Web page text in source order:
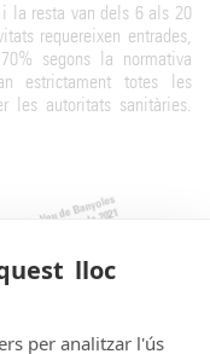
la resta van dels 6 als 20
requereixen entrades,
segons la normativa
estrictament totes les
les autoritats sanitàries.
lloc
per analitzar l'ús